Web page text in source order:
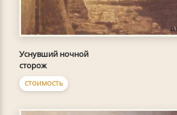
Уснувший ночной
сторож
СТОИМОСТЬ